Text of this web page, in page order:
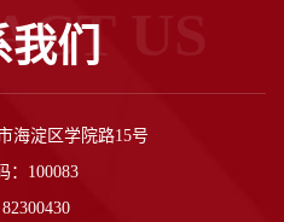
我们US
海淀区学院路15号
：100083